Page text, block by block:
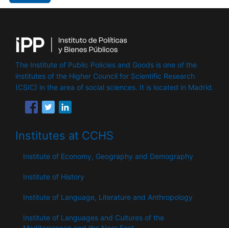
The Institute of Public Policies and Goods is one of the
institutes of the Higher Council for Scientific Research
(CSIC) in the area of ​​social sciences. It is located in Madrid.
Institutes at CCHS
Institute of Economy, Geography and Demography
Institute of History
Institute of Language, Literature and Anthropology
Institute of Languages ​​and Cultures of the